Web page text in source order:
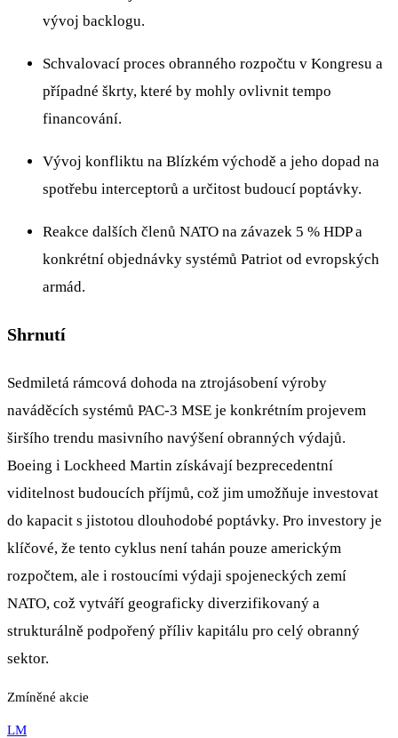
vývoj backlogu.
Schvalovací proces obranného rozpočtu v Kongresu a
případné škrty, které by mohly ovlivnit tempo
financování.
Vývoj konfliktu na Blízkém východě a jeho dopad na
spotřebu interceptorů a určitost budoucí poptávky.
Reakce dalších členů NATO na závazek 5 % HDP a
konkrétní objednávky systémů Patriot od evropských
armád.
Shrnutí
Sedmiletá rámcová dohoda na ztrojásobení výroby
naváděcích systémů PAC-3 MSE je konkrétním projevem
širšího trendu masivního navýšení obranných výdajů.
Boeing i Lockheed Martin získávají bezprecedentní
viditelnost budoucích příjmů, což jim umožňuje investovat
do kapacit s jistotou dlouhodobé poptávky. Pro investory je
klíčové, že tento cyklus není tahán pouze americkým
rozpočtem, ale i rostoucími výdaji spojeneckých zemí
NATO, což vytváří geograficky diverzifikovaný a
strukturálně podpořený příliv kapitálu pro celý obranný
sektor.
Zmíněné akcie
LM